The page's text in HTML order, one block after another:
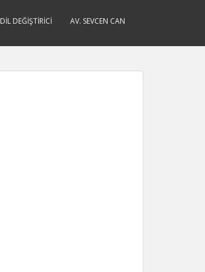
DIL DEĞIŞTIRICI AV. SEVCEN CAN